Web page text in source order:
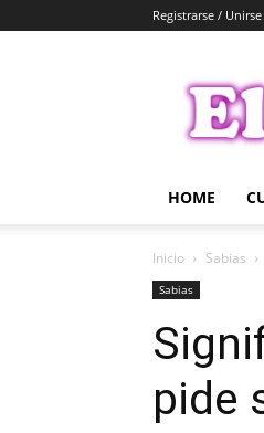
Registrarse / Unirse
HOME
Inicio Sabias
Sabias
pide